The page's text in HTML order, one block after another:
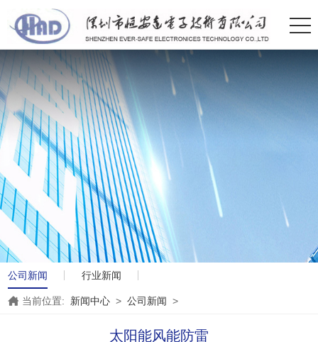
公司新闻 行业新闻
当前位置: 新闻中心 > 公司新闻 >
太阳能风能防雷